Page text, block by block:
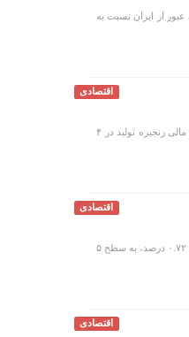
از ایران نسبت به
اقتصادی
با توسعه کمی و تنوع ابزاری، تامین مالی بنگاه‌های اقتصادی از طریق ابزار‌های تامین مالی زنجیره تولید در ۴
اقتصادی
شاخص کل بورس تهران در پایان معاملات امروز با رشد ۳۹ هزار و ۶۲۴ واحدی، معادل ۰.۷۲ درصد، به سطح ۵
اقتصادی